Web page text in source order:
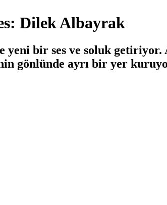
Dilek Albayrak
bir ses ve soluk getiriyor.
gönlünde ayrı bir yer